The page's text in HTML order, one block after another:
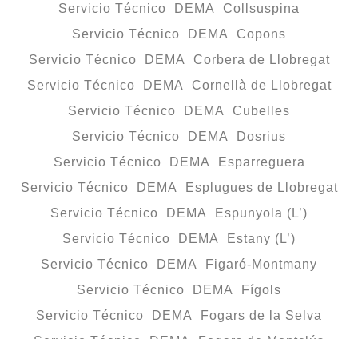
Servicio Técnico DEMA Collsuspina
Servicio Técnico DEMA Copons
Servicio Técnico DEMA Corbera de Llobregat
Servicio Técnico DEMA Cornellà de Llobregat
Servicio Técnico DEMA Cubelles
Servicio Técnico DEMA Dosrius
Servicio Técnico DEMA Esparreguera
Servicio Técnico DEMA Esplugues de Llobregat
Servicio Técnico DEMA Espunyola (L’)
Servicio Técnico DEMA Estany (L’)
Servicio Técnico DEMA Figaró-Montmany
Servicio Técnico DEMA Fígols
Servicio Técnico DEMA Fogars de la Selva